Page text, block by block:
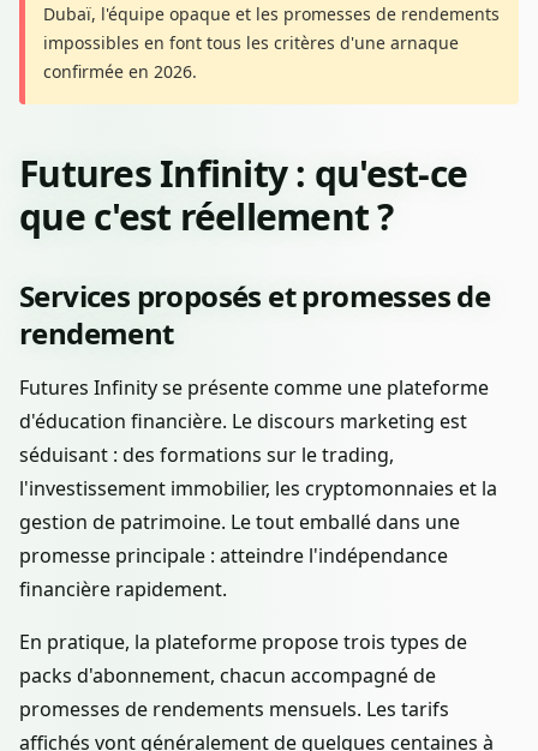
Dubaï, l'équipe opaque et les promesses de rendements
impossibles en font tous les critères d'une arnaque
confirmée en 2026.
Futures Infinity : qu'est-ce
que c'est réellement ?
Services proposés et promesses de
rendement
Futures Infinity se présente comme une plateforme
d'éducation financière. Le discours marketing est
séduisant : des formations sur le trading,
l'investissement immobilier, les cryptomonnaies et la
gestion de patrimoine. Le tout emballé dans une
promesse principale : atteindre l'indépendance
financière rapidement.
En pratique, la plateforme propose trois types de
packs d'abonnement, chacun accompagné de
promesses de rendements mensuels. Les tarifs
affichés vont généralement de quelques centaines à